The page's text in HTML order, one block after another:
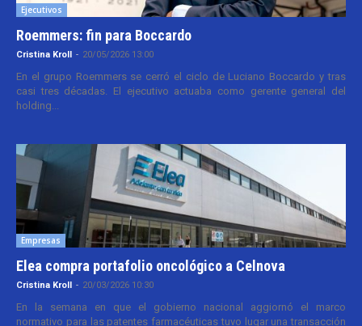
Ejecutivos
Roemmers: fin para Boccardo
Cristina Kroll - 20/05/2026 13:00
En el grupo Roemmers se cerró el ciclo de Luciano Boccardo y tras
casi tres décadas. El ejecutivo actuaba como gerente general del
holding...
Empresas
Elea compra portafolio oncológico a Celnova
Cristina Kroll - 20/03/2026 10:30
En la semana en que el gobierno nacional aggiornó el marco
normativo para las patentes farmacéuticas tuvo lugar una transacción